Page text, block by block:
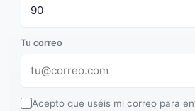
Tu correo
Acepto que uséis mi correo para